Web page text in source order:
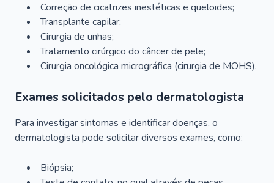
Correção de cicatrizes inestéticas e queloides;
Transplante capilar;
Cirurgia de unhas;
Tratamento cirúrgico do câncer de pele;
Cirurgia oncológica micrográfica (cirurgia de MOHS).
Exames solicitados pelo dermatologista
Para investigar sintomas e identificar doenças, o
dermatologista pode solicitar diversos exames, como:
Biópsia;